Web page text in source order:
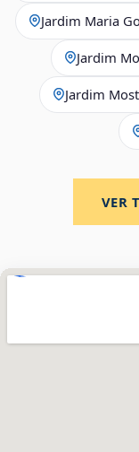
Jardim Maria
Jardim
Jardim
VER